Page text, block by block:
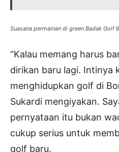
Suasana permainan di green Badak Golf
“Kalau memang harus
dirikan baru lagi. Intinya
menghidupkan golf di
Sukardi mengiyakan.
pernyataan itu bukan
cukup serius untuk
golf baru.